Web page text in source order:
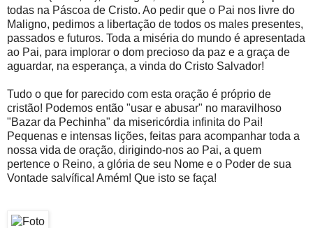
todas na Páscoa de Cristo. Ao pedir que o Pai nos livre do
Maligno, pedimos a libertação de todos os males presentes,
passados e futuros. Toda a miséria do mundo é apresentada
ao Pai, para implorar o dom precioso da paz e a graça de
aguardar, na esperança, a vinda do Cristo Salvador!
Tudo o que for parecido com esta oração é próprio de
cristão! Podemos então "usar e abusar" no maravilhoso
"Bazar da Pechinha" da misericórdia infinita do Pai!
Pequenas e intensas lições, feitas para acompanhar toda a
nossa vida de oração, dirigindo-nos ao Pai, a quem
pertence o Reino, a glória de seu Nome e o Poder de sua
Vontade salvífica! Amém! Que isto se faça!